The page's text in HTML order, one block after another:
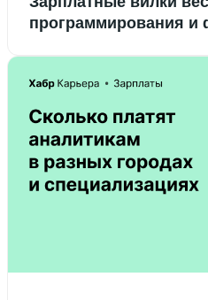
программирования и